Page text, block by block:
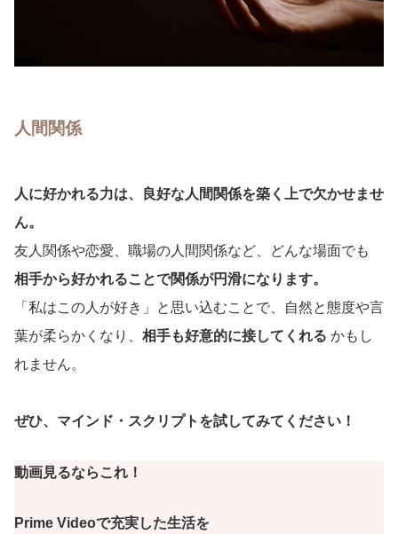
人間関係
人に好かれる力は、良好な人間関係を築く上で欠かせませ
ん。
友人関係や恋愛、職場の人間関係など、どんな場面でも
相手から好かれることで関係が円滑になります。
「私はこの人が好き」と思い込むことで、自然と態度や言
葉が柔らかくなり、 相手も好意的に接してくれる かもし
れません。
ぜひ、マインド・スクリプトを試してみてください！
動画見るならこれ！
Prime Videoで充実した生活を